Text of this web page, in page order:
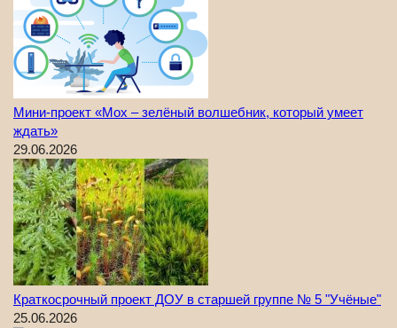
Мини-проект «Мох – зелёный волшебник, который умеет
ждать»
29.06.2026
Краткосрочный проект ДОУ в старшей группе № 5 "Учёные"
25.06.2026